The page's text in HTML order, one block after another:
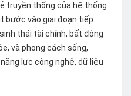
truyền thống của hệ thống
bước vào giai đoạn tiếp
thái tài chính, bất động
và phong cách sống,
lực công nghệ, dữ liệu